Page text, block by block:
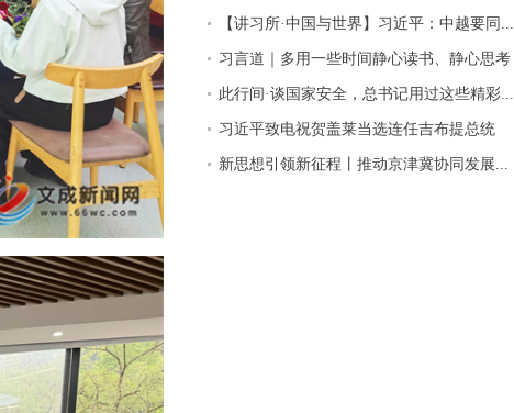
【讲习所·中国与世界】习近平：中越要同...
习言道｜多用一些时间静心读书、静心思考
此行间·谈国家安全，总书记用过这些精彩...
习近平致电祝贺盖莱当选连任吉布提总统
新思想引领新征程丨推动京津冀协同发展...